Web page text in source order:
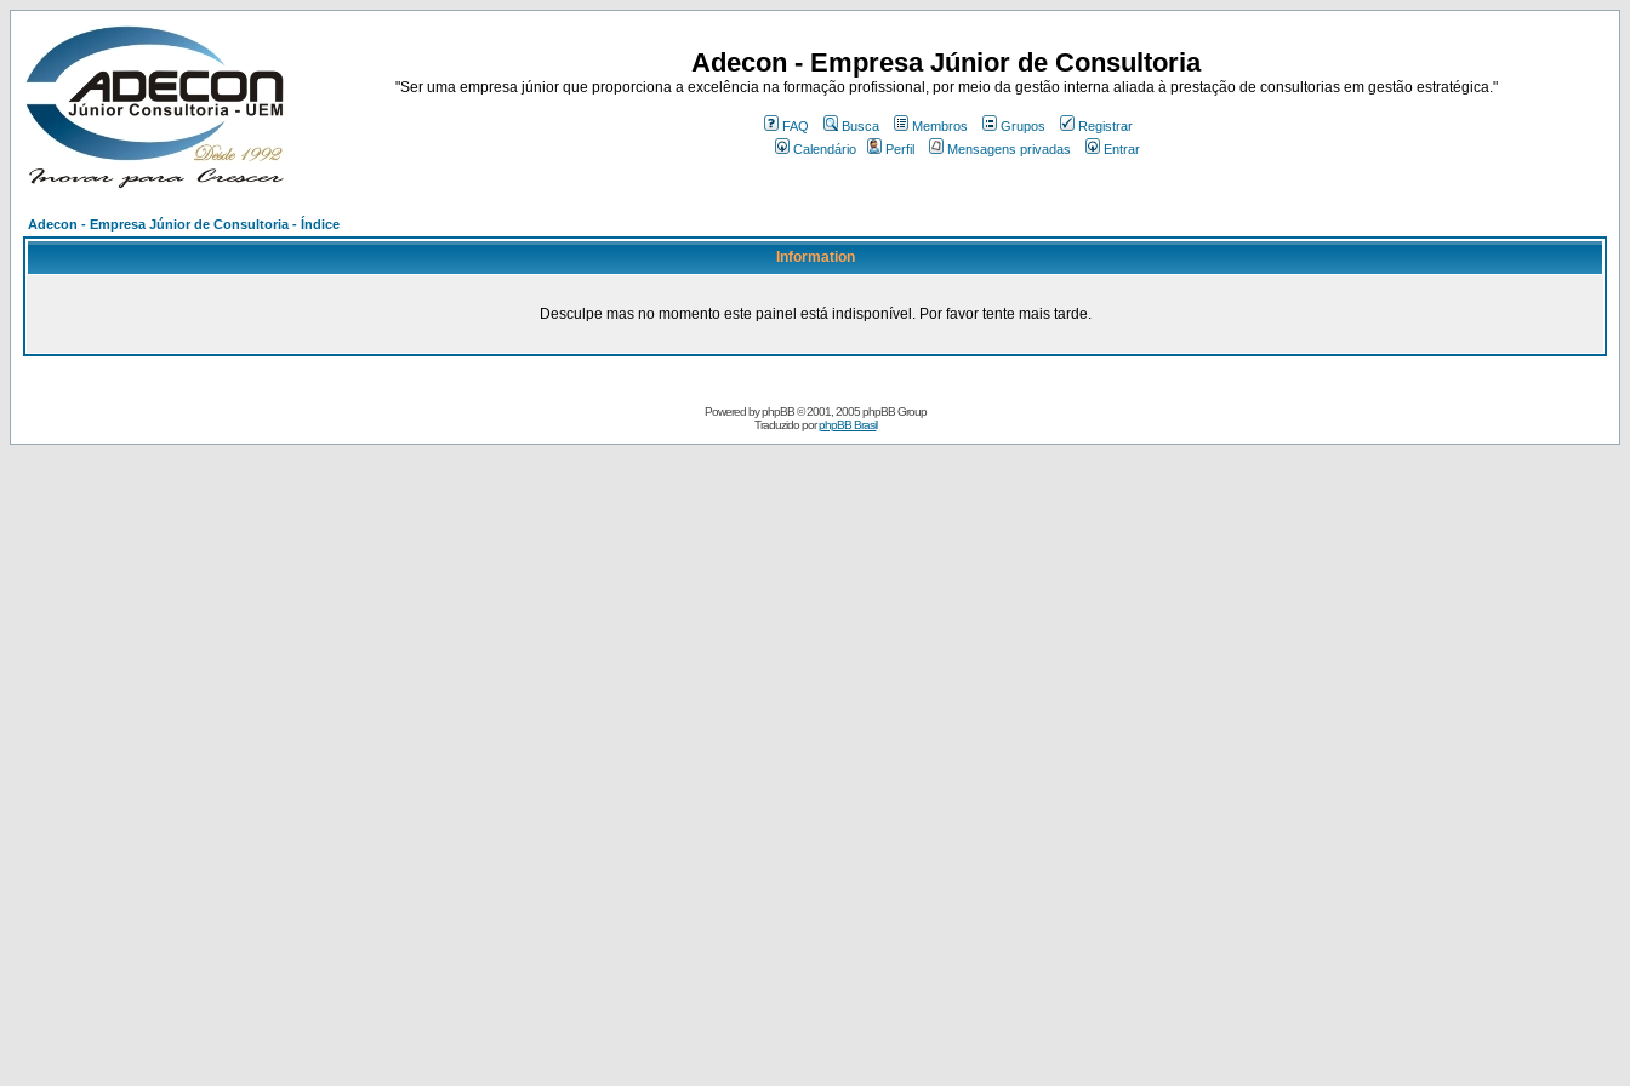
Adecon - Empresa Júnior de Consultoria
"Ser uma empresa júnior que proporciona a excelência na formação profissional, por meio da gestão interna aliada à prestação de consultorias em gestão estratégica."
FAQ Busca Membros Grupos
Registrar
Calendário
Perfil Mensagens privadas Entrar
Adecon - Empresa Júnior de Consultoria - Índice
Information
Desculpe mas no momento este painel está indisponível. Por favor tente mais tarde.
Powered byphpBB© 2001, 2005 phpBB Group
Traduzido porphpBB Brasil